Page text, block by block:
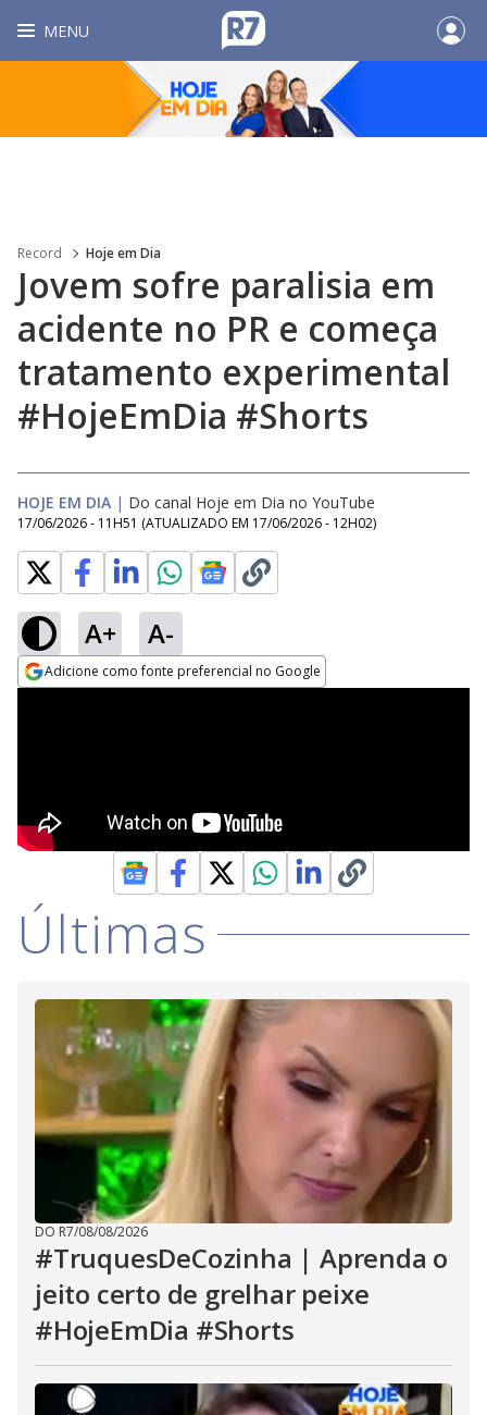
MENU
Record Hoje em Dia
Jovem sofre paralisia em
acidente no PR e começa
tratamento experimental
#HojeEmDia #Shorts
HOJE EM DIA | Do canal Hoje em Dia no YouTube
17/06/2026 - 11H51 (ATUALIZADO EM 17/06/2026 - 12H02)
A+ A-
Adicione como fonte preferencial no Google
Últimas
DO R7/08/08/2026
#TruquesDeCozinha | Aprenda o
jeito certo de grelhar peixe
#HojeEmDia #Shorts